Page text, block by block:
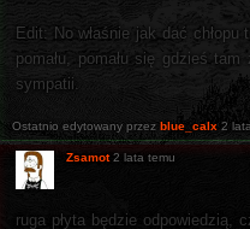
Edit: No właśnie jak dać
pomału, pomału się gdzieś
sympatii.
Ostatnio edytowany przez blue_calx 2
Zsamot 2 lata temu
ruga płyta będzie